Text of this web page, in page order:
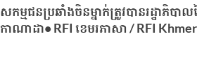
សកម្មជនប្រឆាំងចិនម្នាក់ត្រូវបានរដ្ឋាភិបា
កាណាដា• RFI ខេមរភាសា / RFI Khmer